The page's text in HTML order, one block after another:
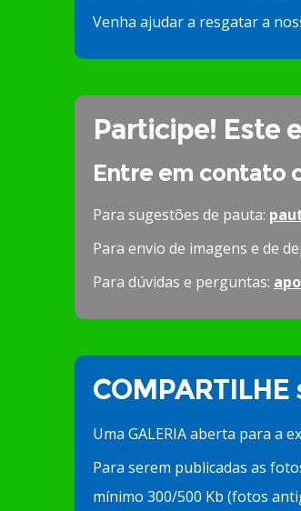
Venha ajudar a resgatar a
Participe! Este
Entre em contato
Para sugestões de pauta:
Para envio de imagens e de
Para dúvidas e perguntas:
Uma GALERIA aberta para a
Para serem publicadas as
mínimo 300/500 Kb (fotos